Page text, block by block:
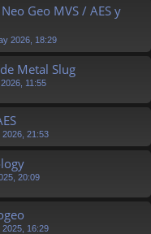
Geo MVS / AES y
2026, 18:29
Metal Slug
11:55
2026, 21:53
20:09
2025, 16:29